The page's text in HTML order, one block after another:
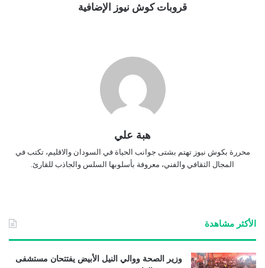
قروبات كوش نيوز الإضافية
هبة علي
محررة بكوش نيوز تهتم بشتى جوانب الحياة في السودان والاقليم، تكتب في
المجال الثقافي والفني، معروفة بأسلوبها السلس والجاذب للقارئ.
الأكثر مشاهدة
وزير الصحة ووالي النيل الأبيض يفتتحان مستشفى